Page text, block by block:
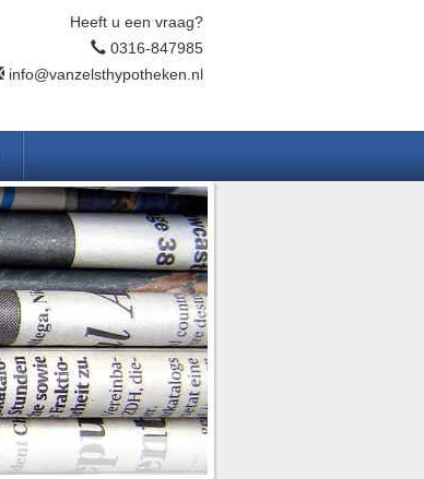
Heeft u een vraag?
0316-847985
info@vanzelsthypotheken.nl